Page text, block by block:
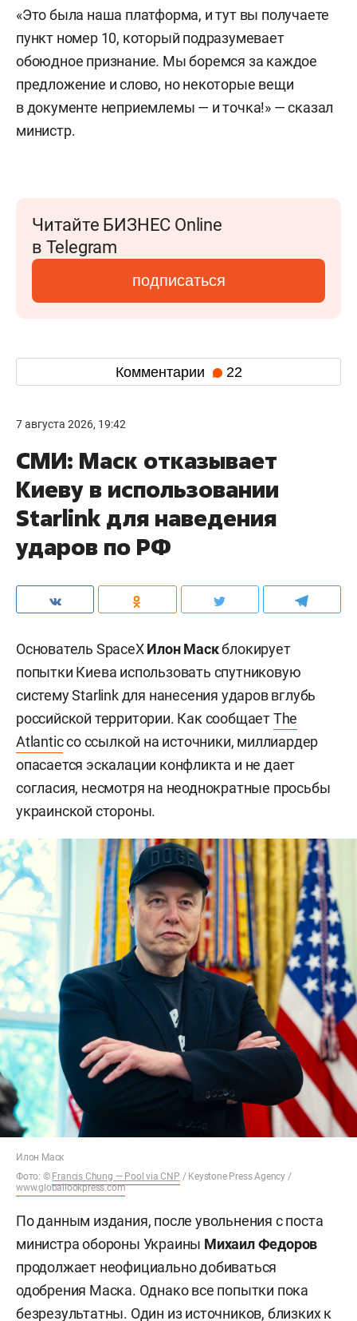
«Это была наша платформа, и тут вы получаете
пункт номер 10, который подразумевает
обоюдное признание. Мы боремся за каждое
предложение и слово, но некоторые вещи
в документе неприемлемы — и точка!» — сказал
министр.
Читайте БИЗНЕС Online
в Telegram
подписаться
Комментарии 22
7 августа 2026, 19:42
СМИ: Маск отказывает
Киеву в использовании
Starlink для наведения
ударов по РФ
Основатель SpaceXИлон Маскблокирует
попытки Киева использовать спутниковую
систему Starlink для нанесения ударов вглубь
российской территории. Как сообщаетThe
Atlanticсо ссылкой на источники, миллиардер
опасается эскалации конфликта и не дает
согласия, несмотря на неоднократные просьбы
украинской стороны.
Илон Маск
Фото: © Francis Chung — Pool via CNP / Keystone Press Agency /
www.globallookpress.com
По данным издания, после увольнения с поста
министра обороны Украины Михаил Федоров
продолжает неофициально добиваться
одобрения Маска. Однако все попытки пока
безрезультатны. Один из источников, близких к